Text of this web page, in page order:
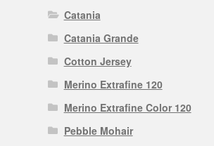
Catania
Catania Grande
Cotton Jersey
Merino Extrafine 120
Merino Extrafine Color 120
Pebble Mohair